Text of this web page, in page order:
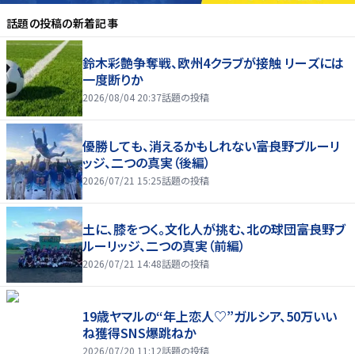
話題の投稿の新着記事
鈴木彩艶争奪戦、欧州4クラブが接触 リーズには
一度断りか
2026/08/04 20:37話題の投稿
優勝しても、消えるかもしれない――富良野ブルーリ
ッジ、二つの真実（後編）
2026/07/21 15:25話題の投稿
土に、膝をつく。文化人が挑む、北の球団――富良野ブ
ルーリッジ、二つの真実（前編）
2026/07/21 14:48話題の投稿
19歳ヤマルの“年上恋人♡”ガルシア、50万いい
ね獲得SNS爆跳ねか
2026/07/20 11:12話題の投稿